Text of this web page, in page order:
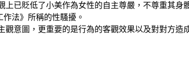
已貶低了小美作為女性的自主尊嚴，不尊重其身
法》所稱的性騷擾。
意圖，更重要的是行為的客觀效果以及對對方